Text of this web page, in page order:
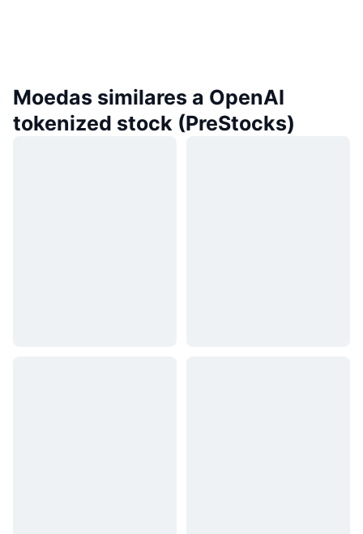
Moedas similares a OpenAI
tokenized stock (PreStocks)